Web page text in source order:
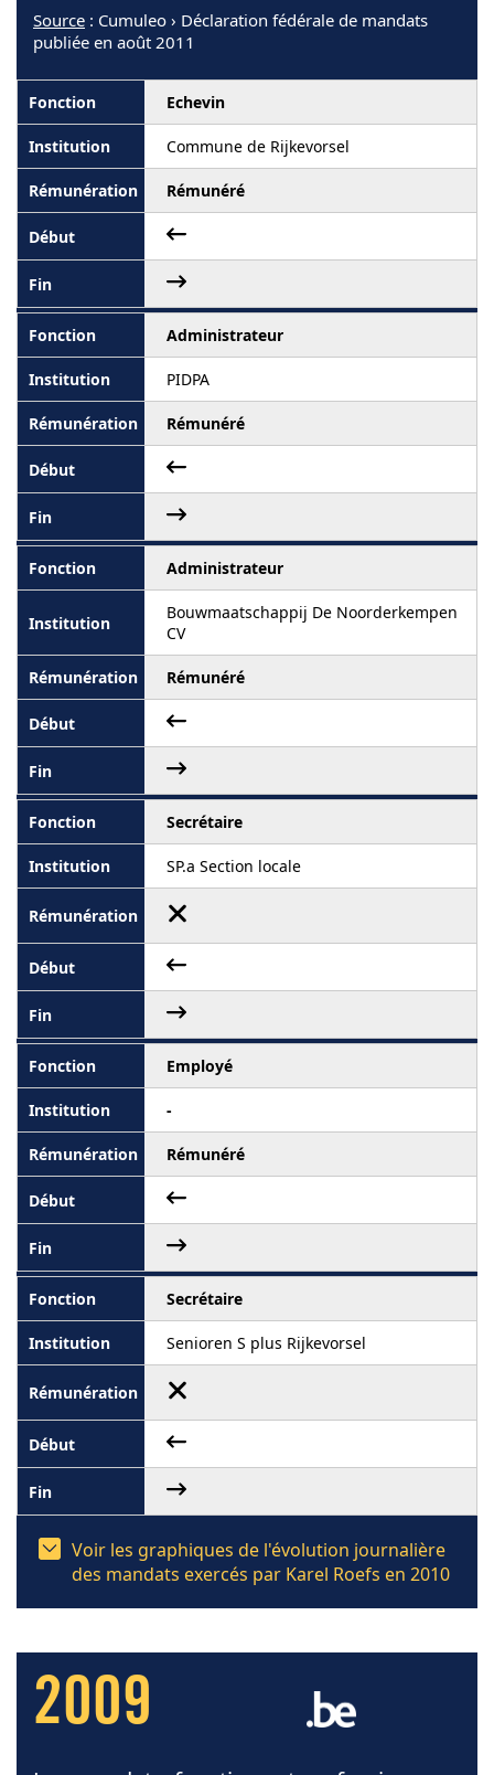
Source : Cumuleo › Déclaration fédérale de mandats
publiée en août 2011
Echevin
Commune de Rijkevorsel
Rémunéré
Administrateur
PIDPA
Rémunéré
Administrateur
Bouwmaatschappij De Noorderkempen
CV
Rémunéré
Secrétaire
SP.a Section locale
Employé
-
Rémunéré
Secrétaire
Senioren S plus Rijkevorsel
Voir les graphiques de l'évolution journalière
des mandats exercés par Karel Roefs en 2010
2009